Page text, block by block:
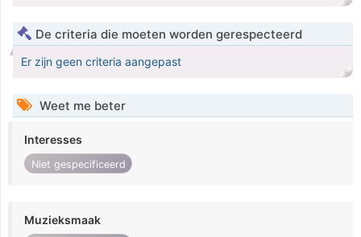
De criteria die moeten worden gerespecteerd
Er zijn geen criteria aangepast
Weet me beter
Interesses
Niet gespecificeerd
Muzieksmaak